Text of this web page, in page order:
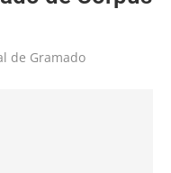
de Gramado